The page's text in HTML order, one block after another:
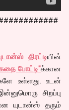
திரட்டியின்
போட்டி"க்கான
உள்ளது. உடன்
சிறப்பு
யுடான்ஸ் தரும்